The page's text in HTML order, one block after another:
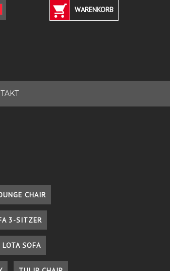
WARENKORB
CHAIR
3-SITZER
LOTA SOFA